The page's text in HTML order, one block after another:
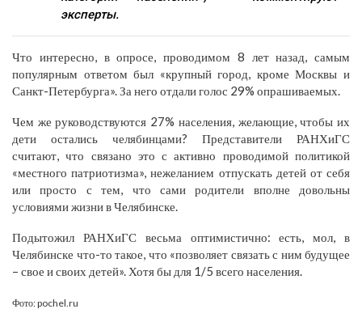
эксперты.
Что интересно, в опросе, проводимом 8 лет назад, самым
популярным ответом был «крупный город, кроме Москвы и
Санкт-Петербурга». За него отдали голос 29% опрашиваемых.
Чем же руководствуются 27% населения, желающие, чтобы их
дети остались челябинцами? Представители РАНХиГС
считают, что связано это с активно проводимой политикой
«местного патриотизма», нежеланием отпускать детей от себя
или просто с тем, что сами родители вполне довольны
условиями жизни в Челябинске.
Подытожил РАНХиГС весьма оптимистично: есть, мол, в
Челябинске что-то такое, что «позволяет связать с ним будущее
– свое и своих детей». Хотя бы для 1/5 всего населения.
Фото: pochel.ru